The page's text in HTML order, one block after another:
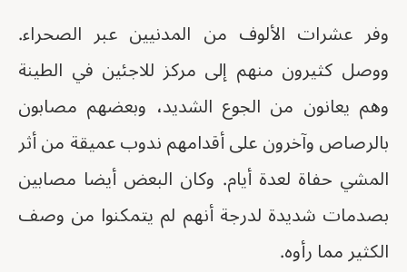
وفر عشرات الألوف من المدنيين عبر الصحراء.
ووصل كثيرون منهم إلى مركز للاجئين في الطينة
وهم يعانون من الجوع الشديد، وبعضهم مصابون
بالرصاص وآخرون على أقدامهم ندوب عميقة من أثر
المشي حفاة لعدة أيام. وكان البعض أيضا مصابين
بصدمات شديدة لدرجة أنهم لم يتمكنوا من وصف
الكثير مما رأوه.